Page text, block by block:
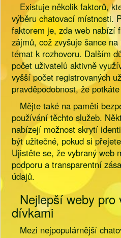
Existuje několik faktorů,
výběru chatovací místnosti.
faktorem je, zda web nabízí
zájmů, což zvyšuje šance
témat k rozhovoru. Dalším
počet uživatelů aktivně
vyšší počet registrovaných
pravděpodobnost, že
Mějte také na paměti
používání těchto služeb.
nabízejí možnost skrytí
být užitečné, pokud si
Ujistěte se, že vybraný web
podporu a transparentní
údajů.
Nejlepší weby pro
dívkami
Mezi nejpopulárnější